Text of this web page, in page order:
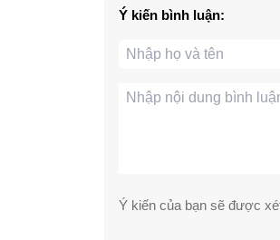
Ý kiến bình luận:
Ý kiến của bạn sẽ được